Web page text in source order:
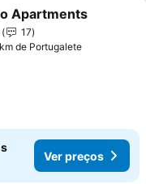
aos favoritos
Apartments
17
de Portugalete
Ver preços